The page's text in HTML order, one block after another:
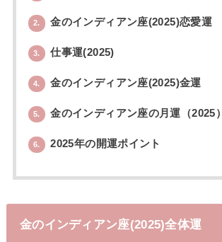
2. 金のインディアン座(2025)恋愛運
3. 仕事運(2025)
4. 金のインディアン座(2025)金運
5. 金のインディアン座の月運（2025）
6. 2025年の開運ポイント
金のインディアン座(2025)全体運